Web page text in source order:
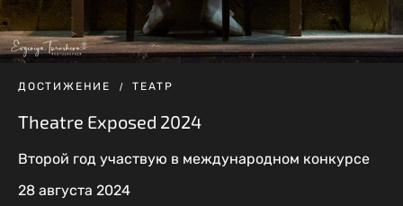
ДОСТИЖЕНИЕ ТЕАТР
Theatre Exposed 2024
Второй год участвую в международном конкурсе
28 августа 2024